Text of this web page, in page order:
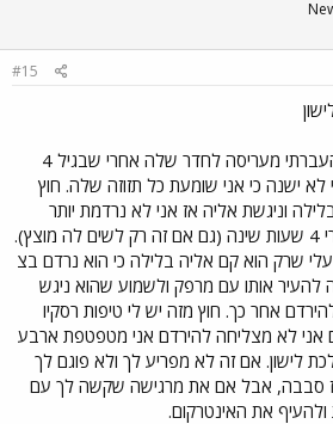
#15
אני כמוך. את שקד העברתי מעריסה לחדר שלה אחרי שבגיל 4
ישנה כי אני שומעת כל תזוזה שלה. חוץ
וניגשת אליה אז אני לא נרדמת יותר
ומגיעה לעבודה אחרי 4 שעות שינה (גם אם זה רק לשים לה מוצץ).
שרק הוא קם אליה בלילה כי הוא נרדם בצ
להעיר אותו עם מרפק ולשמוע שהוא ניגש
אחר כך. חוץ מזה יש לי טיפות רסקיו
אני לא מצליחה להירדם אני מטפטפת ארבע
לישון. אם זה לא מפריע לך ולא פוגם לך
סבבה, אבל אם את מרגישה שקשה לך עם
את האינטרקום.